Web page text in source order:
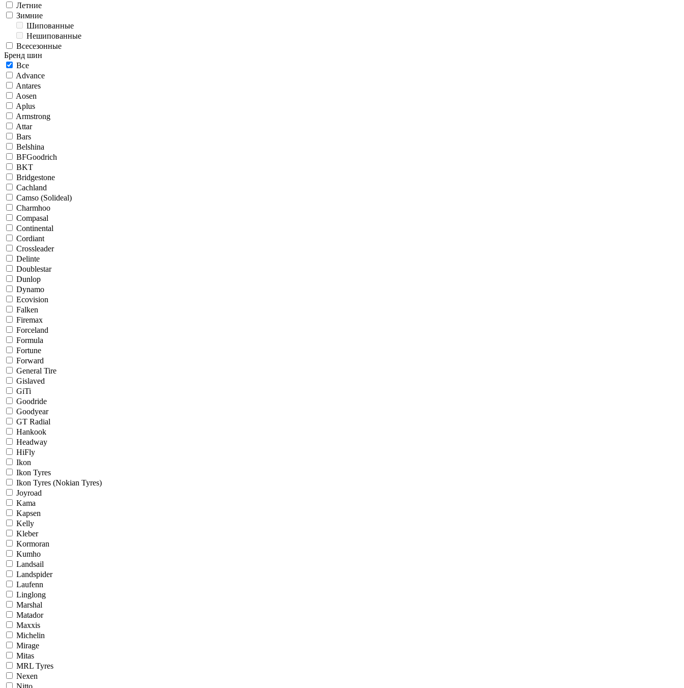
Летние
Зимние
Шипованные
Нешипованные
Всесезонные
Бренд шин
Все
Advance
Antares
Aosen
Aplus
Armstrong
Attar
Bars
Belshina
BFGoodrich
BKT
Bridgestone
Cachland
Camso (Solideal)
Charmhoo
Compasal
Continental
Cordiant
Crossleader
Delinte
Doublestar
Dunlop
Dynamo
Ecovision
Falken
Firemax
Forceland
Formula
Fortune
Forward
General Tire
Gislaved
GiTi
Goodride
Goodyear
GT Radial
Hankook
Headway
HiFly
Ikon
Ikon Tyres
Ikon Tyres (Nokian Tyres)
Joyroad
Kama
Kapsen
Kelly
Kleber
Kormoran
Kumho
Landsail
Landspider
Laufenn
Linglong
Marshal
Matador
Maxxis
Michelin
Mirage
Mitas
MRL Tyres
Nexen
Nitto